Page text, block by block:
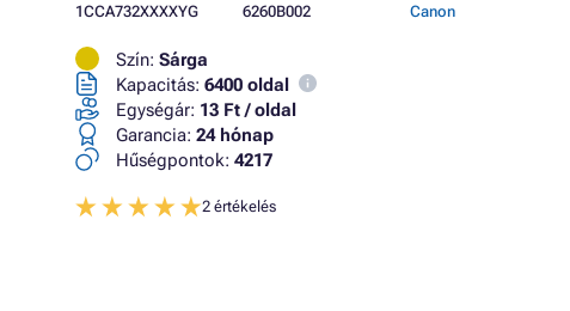
1CCA732XXXXYG
6260B002
Canon
Szín: Sárga
Kapacitás: 6400 oldal
Egységár: 13 Ft / oldal
Garancia: 24 hónap
Hűségpontok: 4217
2 értékelés